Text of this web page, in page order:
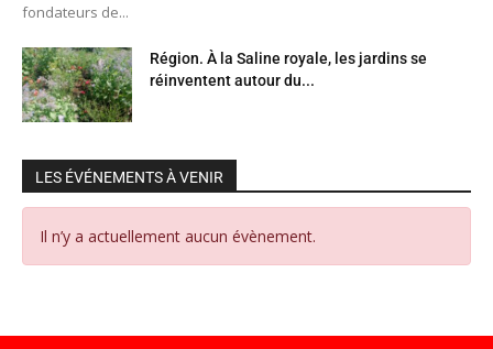
fondateurs de...
Région. À la Saline royale, les jardins se
réinventent autour du...
LES ÉVÉNEMENTS À VENIR
Il n’y a actuellement aucun évènement.